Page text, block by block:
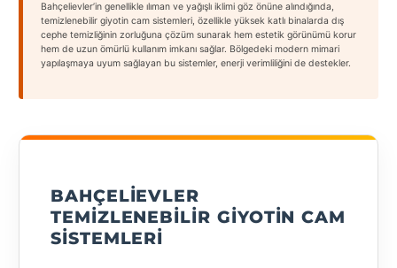
Bahçelievler’in genellikle ılıman ve yağışlı iklimi göz önüne alındığında,
temizlenebilir giyotin cam sistemleri, özellikle yüksek katlı binalarda dış
cephe temizliğinin zorluğuna çözüm sunarak hem estetik görünümü korur
hem de uzun ömürlü kullanım imkanı sağlar. Bölgedeki modern mimari
yapılaşmaya uyum sağlayan bu sistemler, enerji verimliliğini de destekler.
BAHÇELIEVLER
TEMIZLENEBILIR GIYOTIN CAM
SISTEMLERI
Adana
Adıyaman
Balıkesir
Banja
Luka